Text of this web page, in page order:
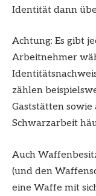
Identität dann
Achtung: Es gibt
Arbeitnehmer
zählen
Gaststätten
Schwarzarbeit
Auch
(und den
eine Waffe mit